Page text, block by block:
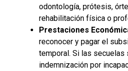
odontología, prótesis,
rehabilitación física o
Prestaciones
reconocer y pagar el
temporal. Si las secuelas
indemnización por